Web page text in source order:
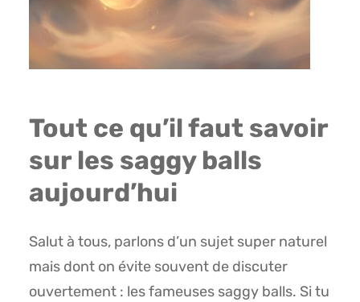
Tout ce qu’il faut savoir
sur les saggy balls
aujourd’hui
Salut à tous, parlons d’un sujet super naturel
mais dont on évite souvent de discuter
ouvertement : les fameuses saggy balls. Si tu